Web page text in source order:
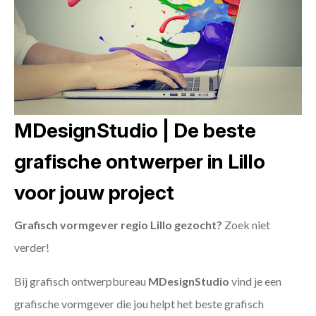
MDesignStudio | De beste
grafische ontwerper in Lillo
voor jouw project
Grafisch vormgever regio Lillo gezocht? Zoek niet
verder!
Bij grafisch ontwerpbureau MDesignStudio vind je een
grafische vormgever die jou helpt het beste grafisch